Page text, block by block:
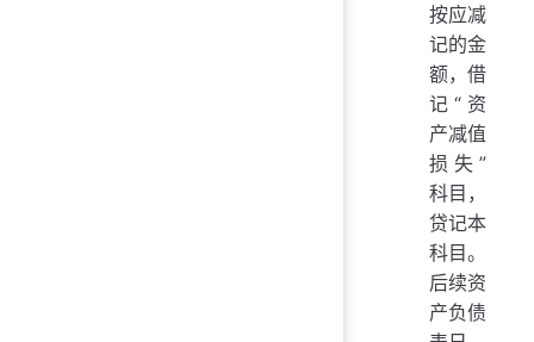
按应减
记的金
额，借
记“资
产减值
损失”
科目，
贷记本
科目。
后续资
产负债